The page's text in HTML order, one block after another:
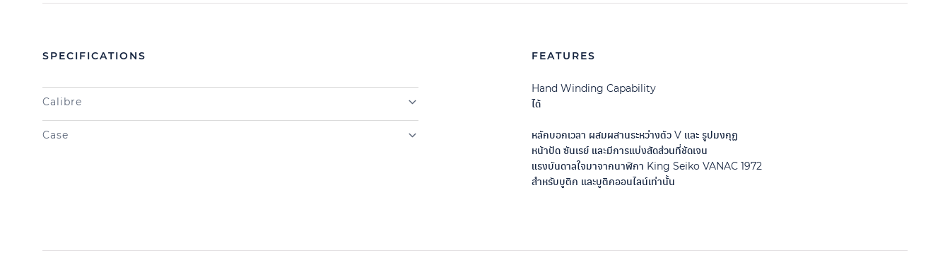
SPECIFICATIONS
Calibre
Case
FEATURES
Hand Winding Capability
ได้
หลักบอกเวลา ผสมผสานระหว่างตัว V และ รูปมงกุฏ
หน้าปัด ซันเรย์ และมีการแบ่งสัดส่วนที่ชัดเจน
แรงบันดาลใจมาจากนาฬิกา King Seiko VANAC 1972
สำหรับบูติค และบูติคออนไลน์เท่านั้น